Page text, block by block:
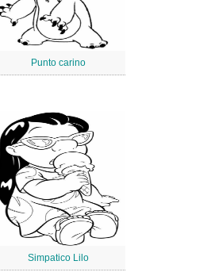
Punto carino
Simpatico Lilo